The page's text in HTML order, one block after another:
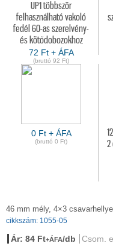
UP1 többször
felhasználható vakoló
fedél 60-as szerelvény-
és kötődobozokhoz
72 Ft + ÁFA
(bruttó 92 Ft)
0 Ft + ÁFA
(bruttó 0 Ft)
2
46 mm mély, 4×3 csavarhellyel
cikkszám: 1055-05
Ár: 84 Ft+ÁFA/db
Csom.